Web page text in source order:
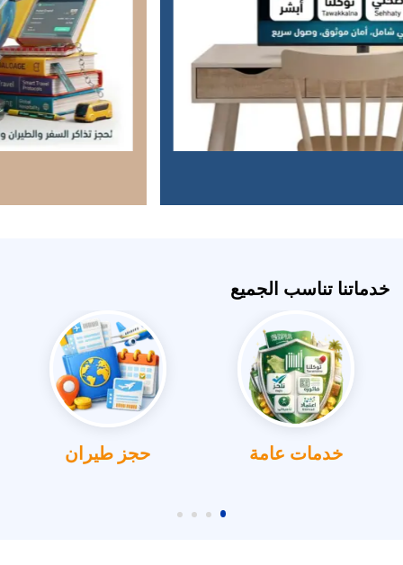
خدماتنا تناسب الجميع
خدمات عامة حجز طيران